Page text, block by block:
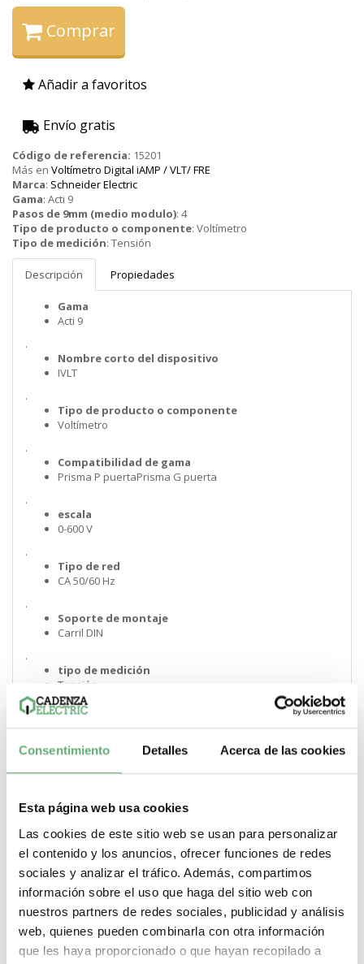
Consentimiento Detalles Acerca de las cookies
Esta página web usa cookies
Las cookies de este sitio web se usan para personalizar
el contenido y los anuncios, ofrecer funciones de redes
sociales y analizar el tráfico. Además, compartimos
información sobre el uso que haga del sitio web con
nuestros partners de redes sociales, publicidad y análisis
web, quienes pueden combinarla con otra información
que les haya proporcionado o que hayan recopilado a
Comprar
Añadir a favoritos
Envío gratis
Código de referencia: 15201
Más en Voltímetro Digital iAMP / VLT/ FRE
Marca: Schneider Electric
Gama: Acti 9
Pasos de 9mm (medio modulo): 4
Tipo de producto o componente: Voltímetro
Tipo de medición: Tensión
Descripción Propiedades
Gama
Acti 9
.
Nombre corto del dispositivo
IVLT
.
Tipo de producto o componente
Voltímetro
.
Compatibilidad de gama
Prisma P puertaPrisma G puerta
.
escala
0-600 V
.
Tipo de red
CA 50/60 Hz
.
Soporte de montaje
Carril DIN
.
tipo de medición
Tensión
.
.
Consumo de potencia en W
.
Consumo de potencia en W
0.3 VA
pasos de 9 mm
4
.
Anchura
36 mm